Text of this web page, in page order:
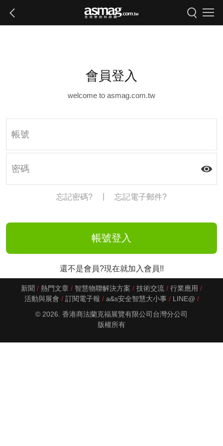
會員登入
welcome to asmag.com.tw
忘記密碼? 忘記電子郵件?
還不是會員?現在就加入會員!!
新聞 熱門文章 智慧物聯解決方案 技術交流
行業應用
活動與展會
訂閱電子報 a&s安全智慧大小事
LINE@
© 2026. 香港商法蘭克福展覽有限公司台灣分公司
版權所有